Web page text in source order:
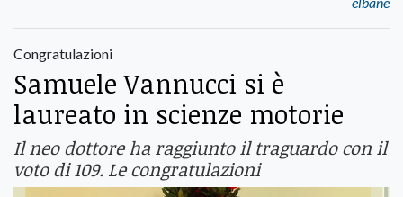
Congratulazioni
Samuele Vannucci si è
laureato in scienze motorie
Il neo dottore ha raggiunto il traguardo con il
voto di 109. Le congratulazioni